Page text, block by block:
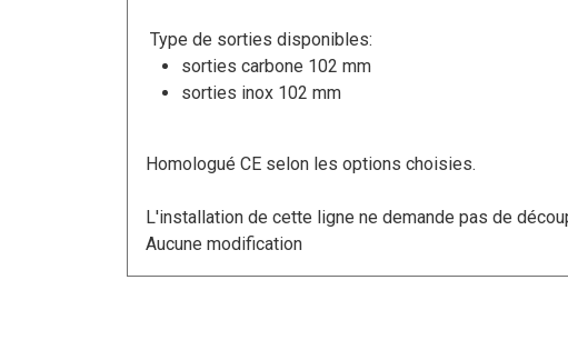
Type de sorties disponibles:
sorties carbone 102 mm
sorties inox 102 mm
Homologué CE selon les options choisies.
L'installation de cette ligne ne demande pas de
Aucune modification